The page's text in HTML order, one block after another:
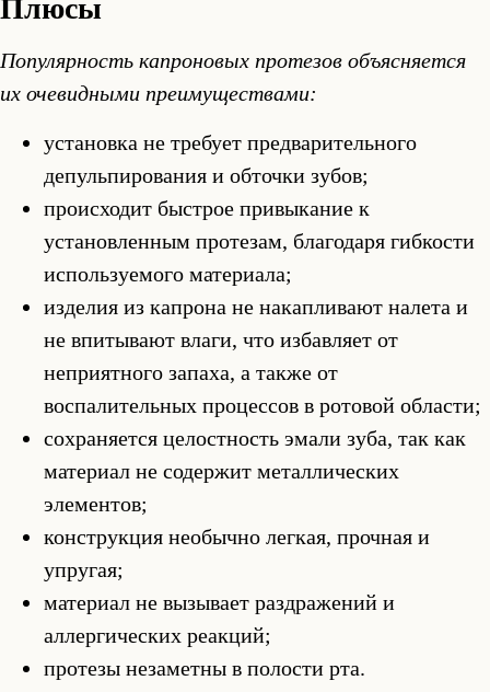
Плюсы
Популярность капроновых протезов объясняется
их очевидными преимуществами:
установка не требует предварительного
депульпирования и обточки зубов;
происходит быстрое привыкание к
установленным протезам, благодаря гибкости
используемого материала;
изделия из капрона не накапливают налета и
не впитывают влаги, что избавляет от
неприятного запаха, а также от
воспалительных процессов в ротовой области;
сохраняется целостность эмали зуба, так как
материал не содержит металлических
элементов;
конструкция необычно легкая, прочная и
упругая;
материал не вызывает раздражений и
аллергических реакций;
протезы незаметны в полости рта.